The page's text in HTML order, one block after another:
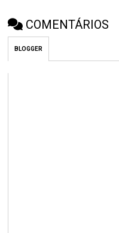
COMENTÁRIOS
BLOGGER